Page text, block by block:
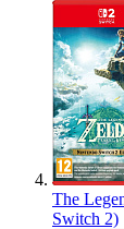
The
Switch 2)